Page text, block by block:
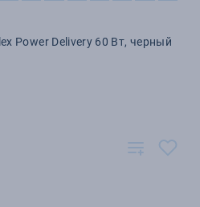
Power Delivery 60 Вт, черный